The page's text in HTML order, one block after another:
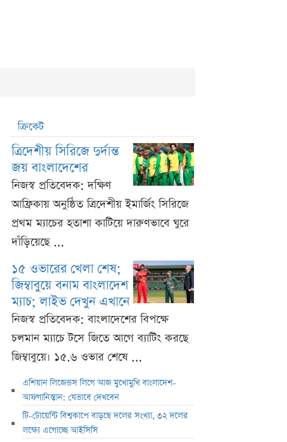
ক্রিকেট
ত্রিদেশীয় সিরিজে দুর্দান্ত
জয় বাংলাদেশের
নিজস্ব প্রতিবেদক: দক্ষিণ
আফ্রিকায় অনুষ্ঠিত ত্রিদেশীয় ইমার্জিং সিরিজে
প্রথম ম্যাচের হতাশা কাটিয়ে দারুণভাবে ঘুরে
দাঁড়িয়েছে ...
১৫ ওভারের খেলা শেষ;
জিম্বাবুয়ে বনাম বাংলাদেশ
ম্যাচ; লাইভ দেখুন এখানে
নিজস্ব প্রতিবেদক: বাংলাদেশের বিপক্ষে
চলমান ম্যাচে টসে জিতে আগে ব্যাটিং করছে
জিম্বাবুয়ে। ১৫.৬ ওভার শেষে ...
এশিয়ান লিজেন্ডস লিগে আজ মুখোমুখি বাংলাদেশ-
আফগানিস্তান: যেভাবে দেখবেন
টি-টোয়েন্টি বিশ্বকাপে বাড়ছে দলের সংখ্যা, ৩২ দলের
লক্ষ্যে এগোচ্ছে আইসিসি